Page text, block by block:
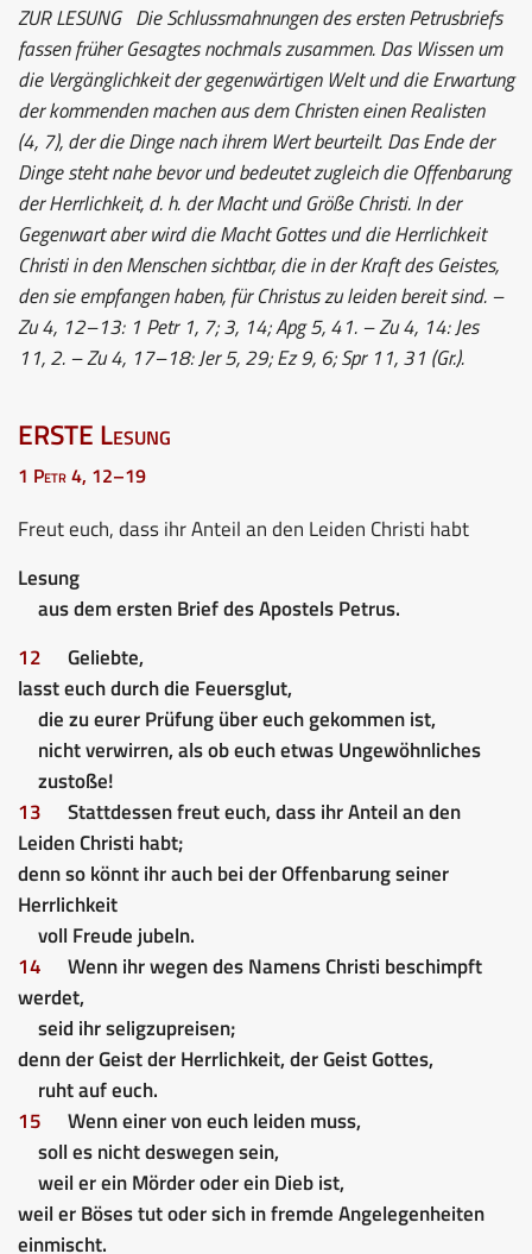
ZUR LESUNGDie Schlussmahnungen des ersten Petrusbriefs
fassen früher Gesagtes nochmals zusammen. Das Wissen um
die Vergänglichkeit der gegenwärtigen Welt und die Erwartung
der kommenden machen aus dem Christen einen Realisten
(4, 7), der die Dinge nach ihrem Wert beurteilt. Das Ende der
Dinge steht nahe bevor und bedeutet zugleich die Offenbarung
der Herrlichkeit, d. h. der Macht und Größe Christi. In der
Gegenwart aber wird die Macht Gottes und die Herrlichkeit
Christi in den Menschen sichtbar, die in der Kraft des Geistes,
den sie empfangen haben, für Christus zu leiden bereit sind. –
Zu 4, 12–13: 1 Petr 1, 7; 3, 14; Apg 5, 41. – Zu 4, 14: Jes
11, 2. – Zu 4, 17–18: Jer 5, 29; Ez 9, 6; Spr 11, 31 (Gr.).
ERSTE Lesung
1 Petr 4, 12–19
Freut euch, dass ihr Anteil an den Leiden Christi habt
Lesung
aus dem ersten Brief des Apostels Petrus.
12
Geliebte,
lasst euch durch die Feuersglut,
die zu eurer Prüfung über euch gekommen ist,
nicht verwirren, als ob euch etwas Ungewöhnliches
zustoße!
13
Stattdessen freut euch, dass ihr Anteil an den
Leiden Christi habt;
denn so könnt ihr auch bei der Offenbarung seiner
Herrlichkeit
voll Freude jubeln.
14
Wenn ihr wegen des Namens Christi beschimpft
werdet,
seid ihr seligzupreisen;
denn der Geist der Herrlichkeit, der Geist Gottes,
ruht auf euch.
15
Wenn einer von euch leiden muss,
soll es nicht deswegen sein,
weil er ein Mörder oder ein Dieb ist,
weil er Böses tut oder sich in fremde Angelegenheiten
einmischt.